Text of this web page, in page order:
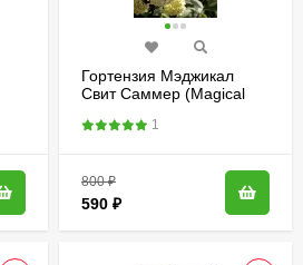
Гортензия Мэджикал
Свит Саммер (Magical
метельчатая
1
800₽
590 ₽